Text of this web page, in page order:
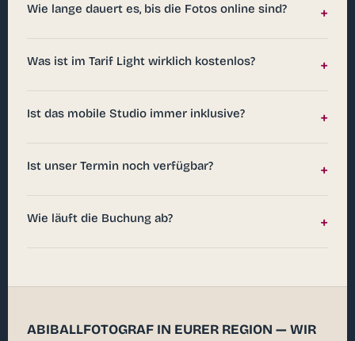
Wie lange dauert es, bis die Fotos online sind? +
Was ist im Tarif Light wirklich kostenlos? +
Ist das mobile Studio immer inklusive? +
Ist unser Termin noch verfügbar? +
Wie läuft die Buchung ab? +
ABIBALLFOTOGRAF IN EURER REGION — WIR